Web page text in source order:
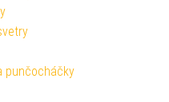
punčocháčky